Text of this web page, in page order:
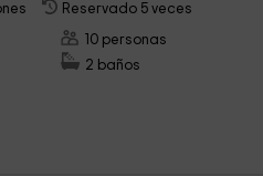
Reservado 5 veces
10 personas
2 baños